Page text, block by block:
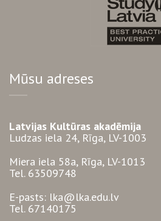
Mūsu adreses
Latvijas Kultūras akadēmija
Ludzas iela 24, Rīga, LV-1003
Miera iela 58a, Rīga, LV-1013
Tel. 63509748
E-pasts: lka@lka.edu.lv
Tel. 67140175